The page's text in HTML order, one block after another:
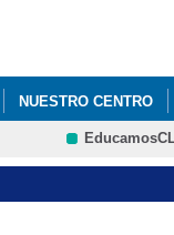
NUESTRO CENTRO
AMISIÓN CURSO 25-